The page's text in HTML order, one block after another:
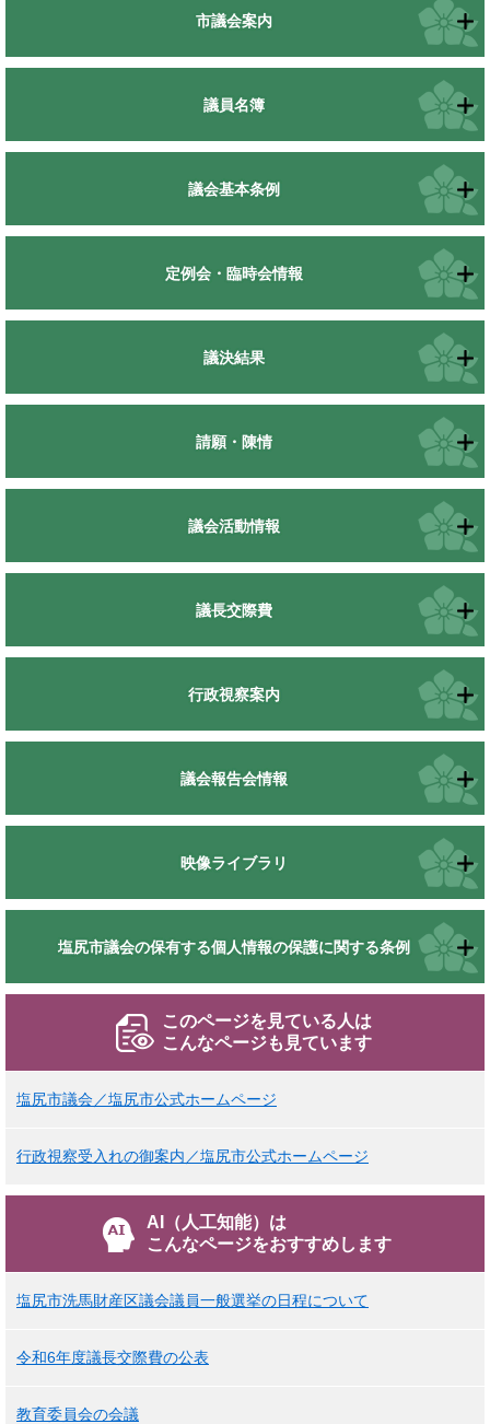
市議会案内
議員名簿
議会基本条例
定例会・臨時会情報
議決結果
請願・陳情
議会活動情報
議長交際費
行政視察案内
議会報告会情報
映像ライブラリ
塩尻市議会の保有する個人情報の保護に関する条例
このページを見ている人は
こんなページも見ています
塩尻市議会／塩尻市公式ホームページ
行政視察受入れの御案内／塩尻市公式ホームページ
AI（人工知能）は
こんなページをおすすめします
塩尻市洗馬財産区議会議員一般選挙の日程について
令和6年度議長交際費の公表
教育委員会の会議